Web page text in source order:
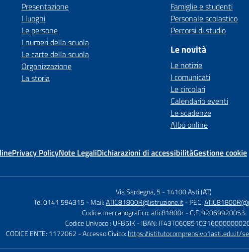
Presentazione
I luoghi
Le persone
I numeri della scuola
Le carte della scuola
Organizzazione
La storia
Famiglie e studenti
Personale scolastico
Percorsi di studio
Le novità
Le notizie
I comunicati
Le circolari
Calendario eventi
Le scadenze
Albo online
Privacy PolicyNote LegaliDichiarazioni di accessibilitàGestione cookie
Via Sardegna, 5 -14100 Asti (AT)
Tel 0141 594315 - Mail:ATIC81800R@istruzione.it- PEC:
Codice meccanografico: atic81800r- C.F. 92069920053
Codice Univoco : UFB5JK - IBAN:
CODICE ENTE: 1172062 - Accesso Civico: https://istitutocomprensivo1asti.edu.it/